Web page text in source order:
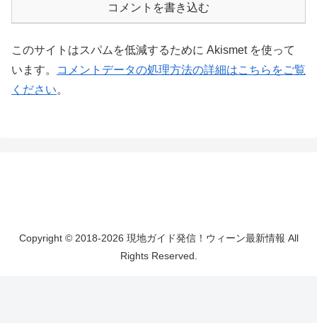
コメントを書き込む
このサイトはスパムを低減するために Akismet を使って
います。
コメントデータの処理方法の詳細はこちらをご覧
ください。
Copyright © 2018-2026 現地ガイド発信！ウィーン最新情報 All
Rights Reserved.